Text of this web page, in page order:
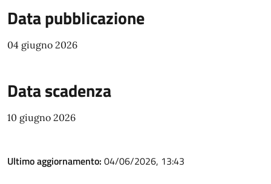
Data pubblicazione
04 giugno 2026
Data scadenza
10 giugno 2026
Ultimo aggiornamento: 04/06/2026, 13:43